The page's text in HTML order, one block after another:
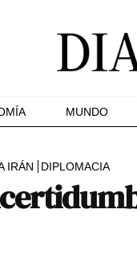
MUNDO
IRÁN DIPLOMACIA